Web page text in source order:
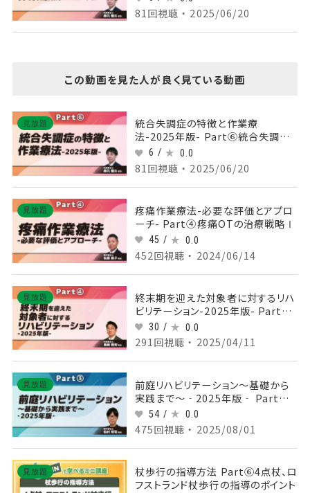
81回視聴 ・ 2025/06/20
この動画を見た人が良く見ている動画
見放題
統合失調症の特徴と作業療
法-2025年版- Part⑥統合失調症
の一般的治療
6 / 0.0
81回視聴 ・ 2025/06/20
見放題
疼痛作業療法-必要な評価とアプロ
ーチ- Part④疼痛OTの治療戦略Ⅰ
45 / 0.0
452回視聴 ・ 2024/06/14
見放題
終末期を迎えた対象者に対するリハ
ビリテーション-2025年版- Part④
終末期のリハビリテーションⅠ
30 / 0.0
291回視聴 ・ 2025/04/11
見放題
前庭リハビリテーション～基礎から
実践まで～‐2025年版‐ Part③
めまいの種類と評価
54 / 0.0
475回視聴 ・ 2025/08/01
見放題
杖歩行の指導方法 Part⑥4点杖、ロ
フストランド杖歩行の指導のポイント